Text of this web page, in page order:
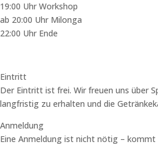
19:00 Uhr Workshop
ab 20:00 Uhr Milonga
22:00 Uhr Ende
Eintritt
Der Eintritt ist frei. Wir freuen uns über
langfristig zu erhalten und die
Anmeldung
Eine Anmeldung ist nicht nötig – kommt